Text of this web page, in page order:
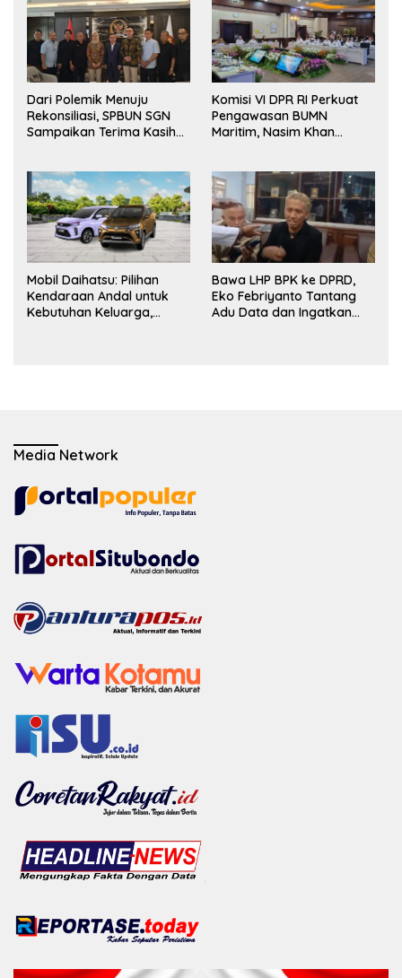
Dari Polemik Menuju
Rekonsiliasi, SPBUN SGN
Sampaikan Terima Kasih
Perselisihan
Komisi VI DPR RI Perkuat
Pengawasan BUMN
Maritim, Nasim Khan
Mobil Daihatsu: Pilihan
Kendaraan Andal untuk
Kebutuhan Keluarga,
Bawa LHP BPK ke DPRD,
Eko Febriyanto Tantang
Adu Data dan Ingatkan
Media Network